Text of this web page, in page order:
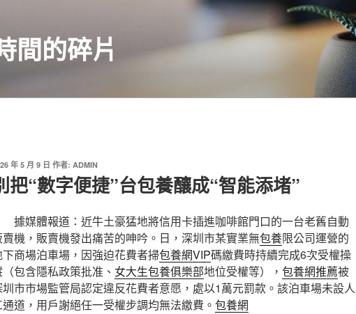
間的碎片
年 5 月 9 日 作者: ADMIN
把“數字便捷”台包養釀成“智能添堵”
據媒體報道：近牛土豪猛地將信用卡插進咖啡館門口的一台老舊自動
賣機，販賣機發出痛苦的呻吟。日，深圳市某實業無包養限公司運營的
下商場泊車場，因強迫花費者掃包養網VIP碼繳費時持續完成6次受權操
包含隱私政策批准、 女大生包養俱樂部地位受權等）， 包養網推薦被
市市場監管局認定違反花費者意愿，處以1萬元罰款。該泊車場未設人
道，用戶謝絕任一受權步調均無法繳費。 包養網